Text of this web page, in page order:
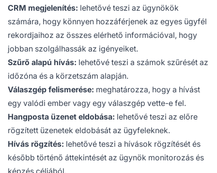
CRM megjelenítés: lehetővé teszi az ügynökök
számára, hogy könnyen hozzáférjenek az egyes ügyfél
rekordjaihoz az összes elérhető információval, hogy
jobban szolgálhassák az igényeiket.
Szűrő alapú hívás: lehetővé teszi a számok szűrését az
időzóna és a körzetszám alapján.
Válaszgép felismerése: meghatározza, hogy a hívást
egy valódi ember vagy egy válaszgép vette-e fel.
Hangposta üzenet eldobása: lehetővé teszi az előre
rögzített üzenetek eldobását az ügyfeleknek.
Hívás rögzítés: lehetővé teszi a hívások rögzítését és
később történő áttekintését az ügynök monitorozás és
képzés céljából.